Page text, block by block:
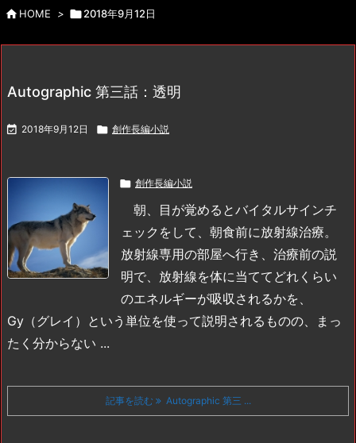

HOME > 2018年9月12日
Autographic 第三話：透明
 2018年9月12日  創作長編小説
 創作長編小説
朝、目が覚めるとバイタルサインチ
ェックをして、朝食前に放射線治療。
放射線専用の部屋へ行き、治療前の説
明で、放射線を体に当ててどれくらい
のエネルギーが吸収されるかを、
Gy（グレイ）という単位を使って説明されるものの、まっ
たく分からない ...
記事を読む Autographic 第三 ...